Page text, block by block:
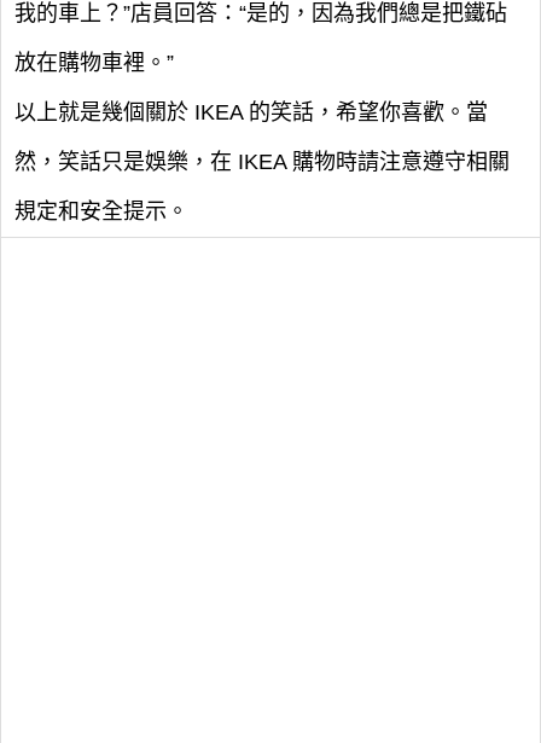
我的車上？”店員回答：“是的，因為我們總是把鐵砧
放在購物車裡。”
以上就是幾個關於 IKEA 的笑話，希望你喜歡。當
然，笑話只是娛樂，在 IKEA 購物時請注意遵守相關
規定和安全提示。